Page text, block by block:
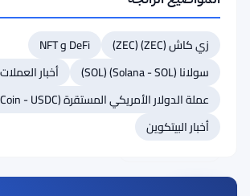
أعلى
#58 جاست (JUST)
#57 إيثينا (Ethena)
#60 بوليجون (السابق MATIC)
زي كاش (ZEC) (ZEC)
DeFi و NFT
سولانا (Solana - SOL) (SOL)
أخبار
عملة الدولار الأمريكي المستقرة (USD Coin - USDC) (USDC)
أخبار البيتكوين